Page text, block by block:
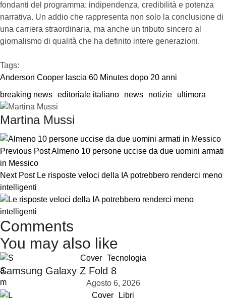
fondanti del programma: indipendenza, credibilità e potenza
narrativa. Un addio che rappresenta non solo la conclusione di
una carriera straordinaria, ma anche un tributo sincero al
giornalismo di qualità che ha definito intere generazioni.
Tags:
Anderson Cooper lascia 60 Minutes dopo 20 anni
breaking news editoriale italiano news notizie ultimora
Martina Mussi
Previous PostAlmeno 10 persone uccise da due uomini armati
in Messico
Next Post Le risposte veloci della IA potrebbero renderci meno
intelligenti
Comments
You may also like
Cover Tecnologia
Samsung Galaxy Z Fold 8
Agosto 6, 2026
Cover
Libri